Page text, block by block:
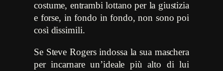
costume, entrambi lottano per la giustizia
e forse, in fondo in fondo, non sono poi
così dissimili.
Se Steve Rogers indossa la sua maschera
per incarnare un’ideale più alto di lui